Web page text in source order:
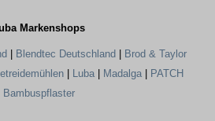
Markenshops
Blendtec Deutschland
Brod & Taylor
| Luba| Madalga|
PATCH
Bambuspflaster